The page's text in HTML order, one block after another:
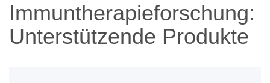
Immuntherapieforschung:
Unterstützende Produkte